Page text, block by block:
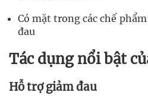
Có mặt trong các chế
đau
Tác dụng nổi bật
Hỗ trợ giảm đau